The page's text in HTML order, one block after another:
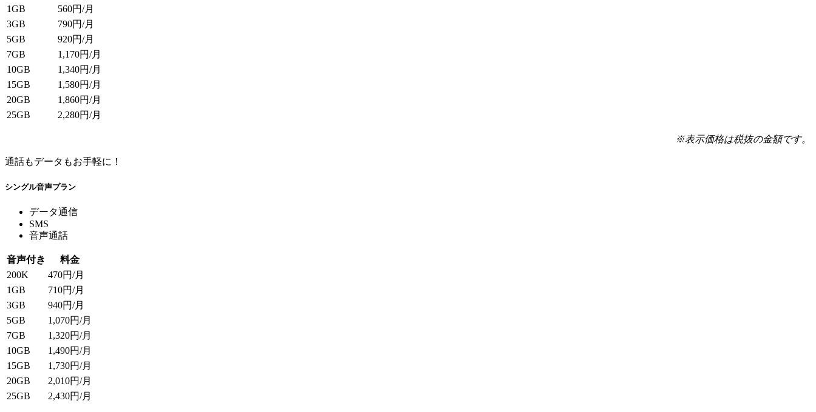
1GB
560円/月
3GB
790円/月
5GB
920円/月
7GB
1,170円/月
10GB
1,340円/月
15GB
1,580円/月
20GB
1,860円/月
25GB
2,280円/月
※表示価格は税抜の金額です。
通話もデータもお手軽に！
シングル音声プラン
データ通信
SMS
音声通話
音声付き
料金
200K
470円/月
1GB
710円/月
3GB
940円/月
5GB
1,070円/月
7GB
1,320円/月
10GB
1,490円/月
15GB
1,730円/月
20GB
2,010円/月
25GB
2,430円/月